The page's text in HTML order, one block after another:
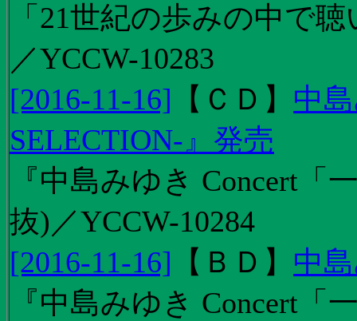
「21世紀の歩みの中で
／YCCW-10283
[2016-11-16] 【 ＣＤ 】 中
SELECTION-』発売
『中島みゆき Concert
抜)／YCCW-10284
[2016-11-16] 【 ＢＤ 】 中
『中島みゆき Concert